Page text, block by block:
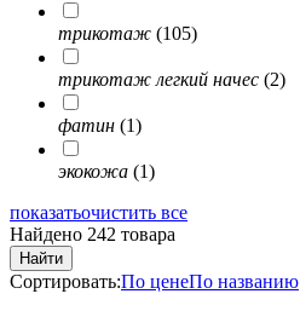
трикотаж (105)
трикотаж легкий начес (2)
фатин (1)
экокожа (1)
показатьочистить все
Найдено 242 товара
Найти
Сортировать:По ценеПо названию